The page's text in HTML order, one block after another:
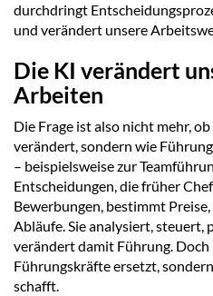
durchdringt
und verändert unsere
Die KI verändert
Arbeiten
Die Frage ist also nicht mehr,
verändert, sondern wie
– beispielsweise zur
Entscheidungen, die früher
Bewerbungen, bestimmt
Abläufe. Sie analysiert, steuert,
verändert damit Führung. Doch
Führungskräfte ersetzt,
schafft.